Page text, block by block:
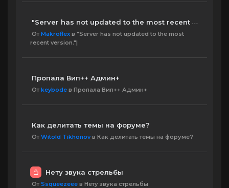
"Server has not updated to the most recent version."|
От Makroflex в "Server has not updated to the most
recent version."|
Пропала Вип++ Админ+
От keybode в Пропала Вип++ Админ+
Как делитать темы на форуме?
От Witold Tikhonovв Как делитать темы на форуме?
Нету звука стрельбы
От Ssqueezeee в Нету звука стрельбы